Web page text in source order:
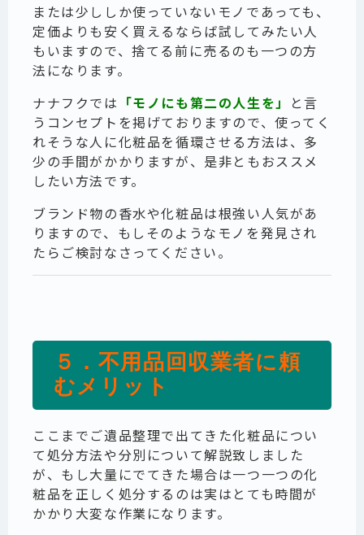
または少ししか使っていないモノであっても、
定価よりも安く買えるならば試してみたい人
もいますので、捨てる前に売るのも一つの方
法になります。
ナナフクでは 「モノにも第二の人生を」
と言
うコンセプトを掲げておりますので、使ってく
れそうな人に化粧品を循環させる方法は、多
少の手間がかかりますが、是非ともおススメ
したい方法です。
ブランド物の香水や化粧品は根強い人気があ
りますので、もしそのようなモノを発見され
たらご検討なさってください。
５．不用品回収業者に頼
むメリット
ここまでご遺品整理で出てきた化粧品につい
て処分方法や分別について解説致しました
が、もし大量にでてきた場合は一つ一つの化
粧品を正しく処分するのは実はとても時間が
かかり大変な作業になります。